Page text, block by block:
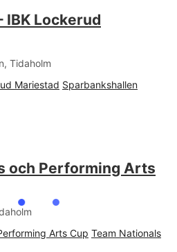
IBK Lockerud
Tidaholm
Mariestad Sparbankshallen
och Performing Arts
Arts Cup Team Nationals